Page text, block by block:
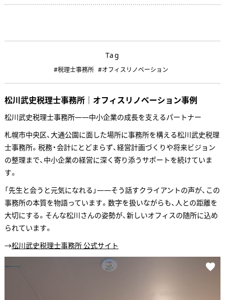
Tag
#税理士事務所 #オフィスリノベーション
松川武史税理士事務所｜オフィスリノベーション事例
松川武史税理士事務所——中小企業の成長を支えるパートナー
札幌市中央区、大通公園に面した場所に事務所を構える松川武史税理
士事務所。税務・会計にとどまらず、経営計画づくりや将来ビジョン
の整理まで、中小企業の経営に深く寄り添うサポートを続けていま
す。
「先生と会うと元気になれる」——そう話すクライアントの声が、この
事務所の本質を物語っています。数字を扱いながらも、人との距離を
大切にする。そんな松川さんの姿勢が、新しいオフィスの随所に込め
られています。
→松川武史税理士事務所 公式サイト